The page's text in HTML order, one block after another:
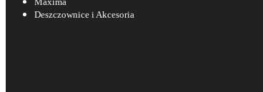
Deszczownice i Akcesoria